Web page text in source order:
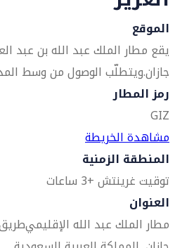
الموقع
جازان.ويتطلّب الوصول من وسط المدينة
رمز المطار
GIZ
مشاهدة الخريطة
المنطقة الزمنية
توقيت غرينتش +3 ساعات
العنوان
مطار الملك عبد الله الإقليمي